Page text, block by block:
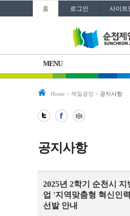
홈 로그인 사이트
MENU
Home > 제일광장 > 공지사항
공지사항
2025년 2학기 순천시
업 '지역맞춤형 혁신인
선발 안내